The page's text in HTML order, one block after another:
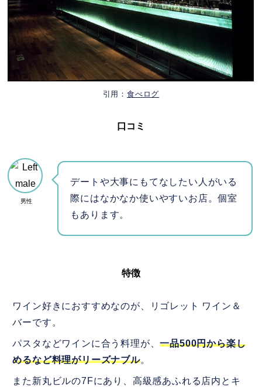
引用：食べログ
口コミ
男性
デートや大事にもてなしたい人がいる
際にはなかなか使いやすいお店。個室
もあります。
特徴
ワイン好きにおすすめなのが、リゴレット ワイン＆
バーです。
パスタなどワインに合う料理が、一品500円から楽し
めるなど料理がリーズナブル。
また新丸ビルの7Fにあり、高級感あふれる店内とキ